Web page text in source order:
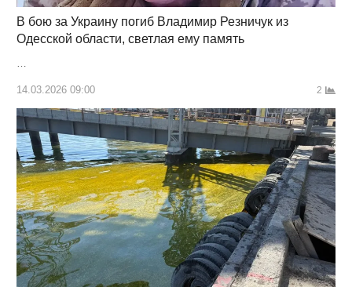
В бою за Украину погиб Владимир Резничук из
Одесской области, светлая ему память
…
14.03.2026 09:00 2